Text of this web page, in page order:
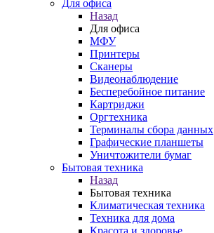
Для офиса
Назад
Для офиса
МФУ
Принтеры
Сканеры
Видеонаблюдение
Бесперебойное питание
Картриджи
Оргтехника
Терминалы сбора данных
Графические планшеты
Уничтожители бумаг
Бытовая техника
Назад
Бытовая техника
Климатическая техника
Техника для дома
Красота и здоровье